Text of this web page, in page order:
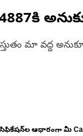
కి
మా వద్ద
ఆధారంగా మీ